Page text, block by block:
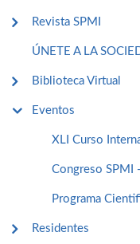
Revista SPMI
ÚNETE A LA
Biblioteca Virtual
Eventos
XLI Curso
Congreso SPMI
Programa
Residentes